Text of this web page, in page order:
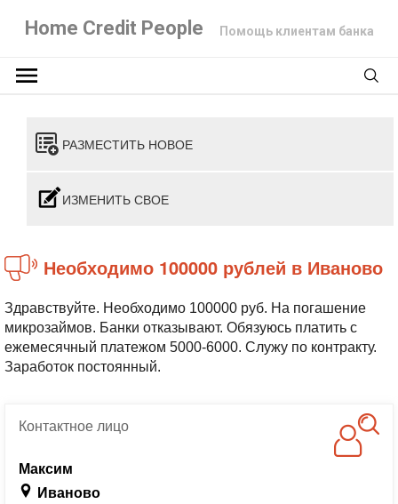
Home Credit People Помощь клиентам банка
РАЗМЕСТИТЬ НОВОЕ
ИЗМЕНИТЬ СВОЕ
Необходимо 100000 рублей в Иваново
Здравствуйте. Необходимо 100000 руб. На погашение
микрозаймов. Банки отказывают. Обязуюсь платить с
ежемесячный платежом 5000-6000. Служу по контракту.
Заработок постоянный.
Контактноелицо
Максим
Иваново